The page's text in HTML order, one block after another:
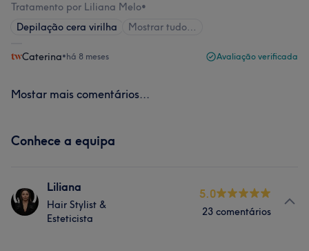
Tratamento por Liliana Melo•
Depilação cera virilha
Mostrar tudo…
Caterina•há 8 meses Avaliação verificada
Mostar mais comentários...
Conhece a equipa
Liliana
Hair Stylist &
Esteticista
5.0
23 comentários